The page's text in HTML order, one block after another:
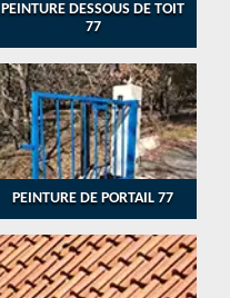
PEINTURE DESSOUS DE TOIT
77
PEINTURE DE PORTAIL 77